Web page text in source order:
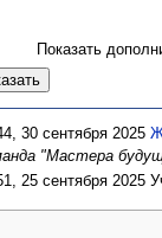
Показать
30 сентября 2025
"Мастера
25 сентября 2025